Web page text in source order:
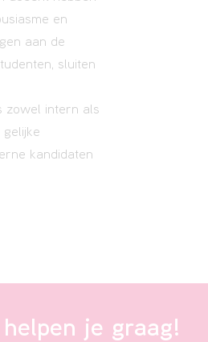
en
aan de
sluiten
zowel intern als
kandidaten
je graag!